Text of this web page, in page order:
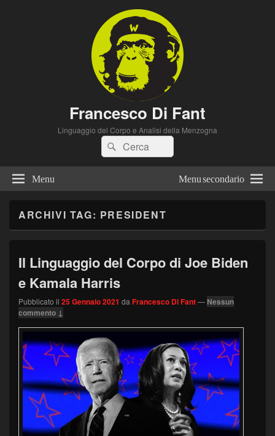
Francesco Di Fant
Linguaggio del Corpo e Analisi della Menzogna
Cerca:Cerca
Menu Menu secondario
ARCHIVI TAG: PRESIDENT
Il Linguaggio del Corpo di Joe Biden
e Kamala Harris
Pubblicato il 25 Gennaio 2021 da Francesco Di Fant— Nessun
commento ↓